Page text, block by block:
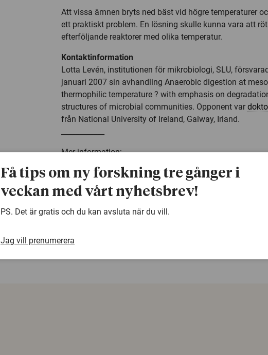
Att vissa ämnen bryts ned bäst vid högre temperaturer
ett praktiskt problem. En lösning skulle kunna vara att
efterföljande reaktorer med olika temperatur.
Kontaktinformation
Lotta Levén, institutionen för mikrobiologi, SLU,
januari 2007 sin avhandling Anaerobic digestion at
thermophilic temperature ? with emphasis on
structures of microbial communities. Opponent var
från National University of Ireland, Galway, Irland.
Mer information:
Mer information: Lotta Levén, 018-67 32 13
Lotta.Leven@mikrob.slu.se
warning Denna artikel är några år gammal och det kan
Få tips om ny forskning tre gånger i
veckan med vårt nyhetsbrev!
PS. Det är gratis och du kan avsluta när du vill.
Jag vill prenumerera